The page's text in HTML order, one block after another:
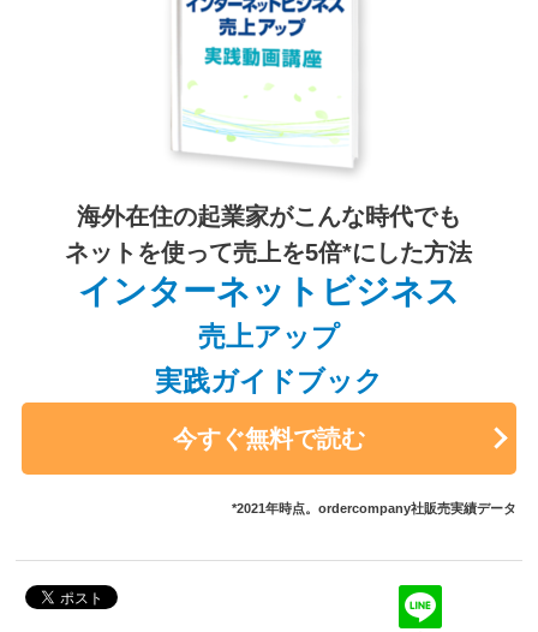
海外在住の起業家がこんな時代でも
ネットを使って売上を5倍*にした方法
インターネットビジネス
売上アップ
実践ガイドブック
今すぐ無料で読む
*2021年時点。ordercompany社販売実績データ